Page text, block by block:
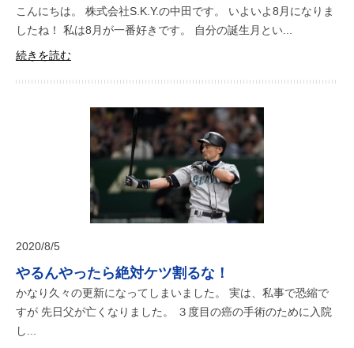
こんにちは。 株式会社S.K.Y.の中田です。 いよいよ8月になりま
したね！ 私は8月が一番好きです。 自分の誕生月とい...
続きを読む
2020/8/5
やるんやったら絶対ケツ割るな！
かなり久々の更新になってしまいました。 実は、私事で恐縮で
すが 先日父が亡くなりました。 ３度目の癌の手術のために入院
し...